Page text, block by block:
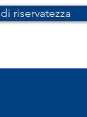
riservatezza